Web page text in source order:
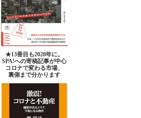
★13冊目も2020年に。
SPA!への寄稿記事が中心
コロナで変わる市場、
裏側まで分かります